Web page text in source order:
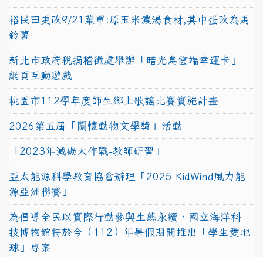
裕民田更改9/21菜單:原玉米濃湯食材,其中蛋改為馬
鈴薯
新北市政府稅捐稽徵處舉辦「暗光鳥雲端幸運卡」
網頁互動遊戲
桃園市112學年度師生鄉土歌謠比賽實施計畫
2026第五屆「關懷動物文學獎」活動
「2023年減碳大作戰-教師研習」
亞太能源科學教育協會辦理「2025 KidWind風力能
源亞洲聯賽」
為倡導全民以實際行動參與生態永續，國立海洋科
技博物館特於今（112）年暑假期間推出「學生愛地
球」專案